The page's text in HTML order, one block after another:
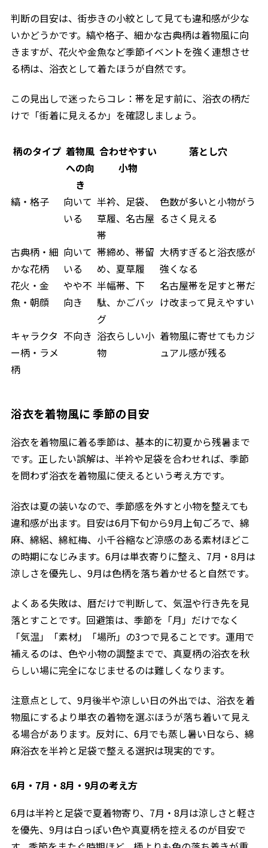
判断の目安は、街歩きの小紋として見ても違和感が少な
いかどうかです。縞や格子、細かな古典柄は着物風に向
きますが、花火や金魚など季節イベントを強く連想させ
る柄は、浴衣として着たほうが自然です。
この見出しで迷ったらコレ：帯を足す前に、浴衣の柄だ
けで「街着に見えるか」を確認しましょう。
柄のタイプ 着物風
への向
き
合わせやすい
小物
落とし穴
縞・格子
向いて
いる
半衿、足袋、
草履、名古屋
帯
色数が多いと小物がう
るさく見える
古典柄・細
かな花柄
向いて
いる
帯締め、帯留
め、夏草履
大柄すぎると浴衣感が
強くなる
花火・金
魚・朝顔
やや不
向き
半幅帯、下
駄、かごバッ
グ
名古屋帯を足すと帯だ
け改まって見えやすい
キャラクタ
ー柄・ラメ
柄
不向き 浴衣らしい小
物
着物風に寄せてもカジ
ュアル感が残る
浴衣を着物風に 季節の目安
浴衣を着物風に着る季節は、基本的に初夏から残暑まで
です。正したい誤解は、半衿や足袋を合わせれば、季節
を問わず浴衣を着物風に使えるという考え方です。
浴衣は夏の装いなので、季節感を外すと小物を整えても
違和感が出ます。目安は6月下旬から9月上旬ごろで、綿
麻、綿絽、綿紅梅、小千谷縮など涼感のある素材ほどこ
の時期になじみます。6月は単衣寄りに整え、7月・8月は
涼しさを優先し、9月は色柄を落ち着かせると自然です。
よくある失敗は、暦だけで判断して、気温や行き先を見
落とすことです。回避策は、季節を「月」だけでなく
「気温」「素材」「場所」の3つで見ることです。運用で
補えるのは、色や小物の調整までで、真夏柄の浴衣を秋
らしい場に完全になじませるのは難しくなります。
注意点として、9月後半や涼しい日の外出では、浴衣を着
物風にするより単衣の着物を選ぶほうが落ち着いて見え
る場合があります。反対に、6月でも蒸し暑い日なら、綿
麻浴衣を半衿と足袋で整える選択は現実的です。
6月・7月・8月・9月の考え方
6月は半衿と足袋で夏着物寄り、7月・8月は涼しさと軽さ
を優先、9月は白っぽい色や真夏柄を控えるのが目安で